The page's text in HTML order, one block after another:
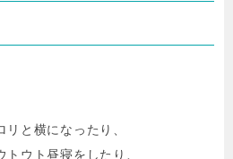
と横になったり、
ウト昼寝をしたり、